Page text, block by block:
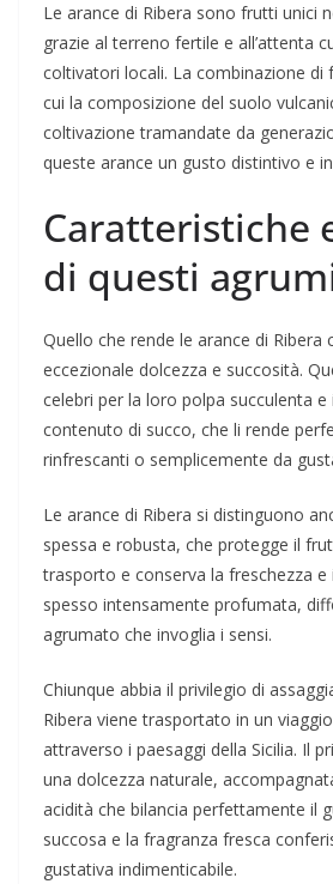
Le arance di Ribera sono frutti unici
grazie al terreno fertile e all’attenta
coltivatori locali. La combinazione di
cui la composizione del suolo
coltivazione tramandate da
queste arance un gusto distintivo e
Caratteristiche
di questi
Quello che rende le arance di Ribera
eccezionale dolcezza e succosità.
celebri per la loro polpa succulenta
contenuto di succo, che li rende
rinfrescanti o semplicemente da
Le arance di Ribera si distinguono
spessa e robusta, che protegge il
trasporto e conserva la freschezza e
spesso intensamente profumata,
agrumato che invoglia i sensi.
Chiunque abbia il privilegio di
Ribera viene trasportato in un
attraverso i paesaggi della Sicilia. Il
una dolcezza naturale,
acidità che bilancia perfettamente il
succosa e la fragranza fresca
gustativa indimenticabile.